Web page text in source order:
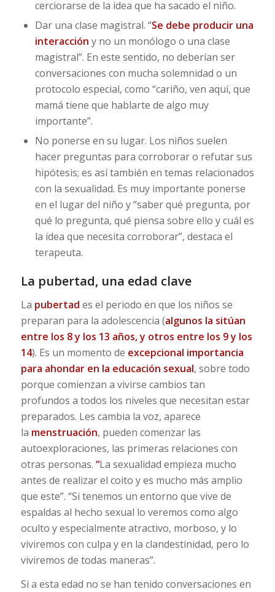
cerciorarse de la idea que ha sacado el niño.
Dar una clase magistral. “Se debe producir una
interacción y no un monólogo o una clase
magistral”. En este sentido, no deberían ser
conversaciones con mucha solemnidad o un
protocolo especial, como “cariño, ven aquí, que
mamá tiene que hablarte de algo muy
importante”.
No ponerse en su lugar. Los niños suelen
hacer preguntas para corroborar o refutar sus
hipótesis; es así también en temas relacionados
con la sexualidad. Es muy importante ponerse
en el lugar del niño y “saber qué pregunta, por
qué lo pregunta, qué piensa sobre ello y cuál es
la idea que necesita corroborar”, destaca el
terapeuta.
La pubertad, una edad clave
La pubertad es el periodo en que los niños se
preparan para la adolescencia (algunos la sitúan
entre los 8 y los 13 años, y otros entre los 9 y los
14). Es un momento de excepcional importancia
para ahondar en la educación sexual, sobre todo
porque comienzan a vivirse cambios tan
profundos a todos los niveles que necesitan estar
preparados. Les cambia la voz, aparece
la menstruación, pueden comenzar las
autoexploraciones, las primeras relaciones con
otras personas. “La sexualidad empieza mucho
antes de realizar el coito y es mucho más amplio
que este”. “Si tenemos un entorno que vive de
espaldas al hecho sexual lo veremos como algo
oculto y especialmente atractivo, morboso, y lo
viviremos con culpa y en la clandestinidad, pero lo
viviremos de todas maneras”.
Si a esta edad no se han tenido conversaciones en